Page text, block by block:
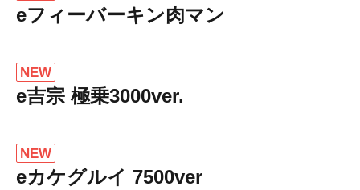
eフィーバーキン肉マン
NEW
e吉宗 極乗3000ver.
NEW
eカケグルイ 7500ver